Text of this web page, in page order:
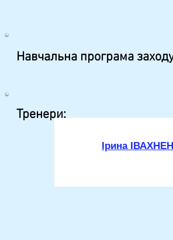
Навчальна програма
Тренери:
Ірина